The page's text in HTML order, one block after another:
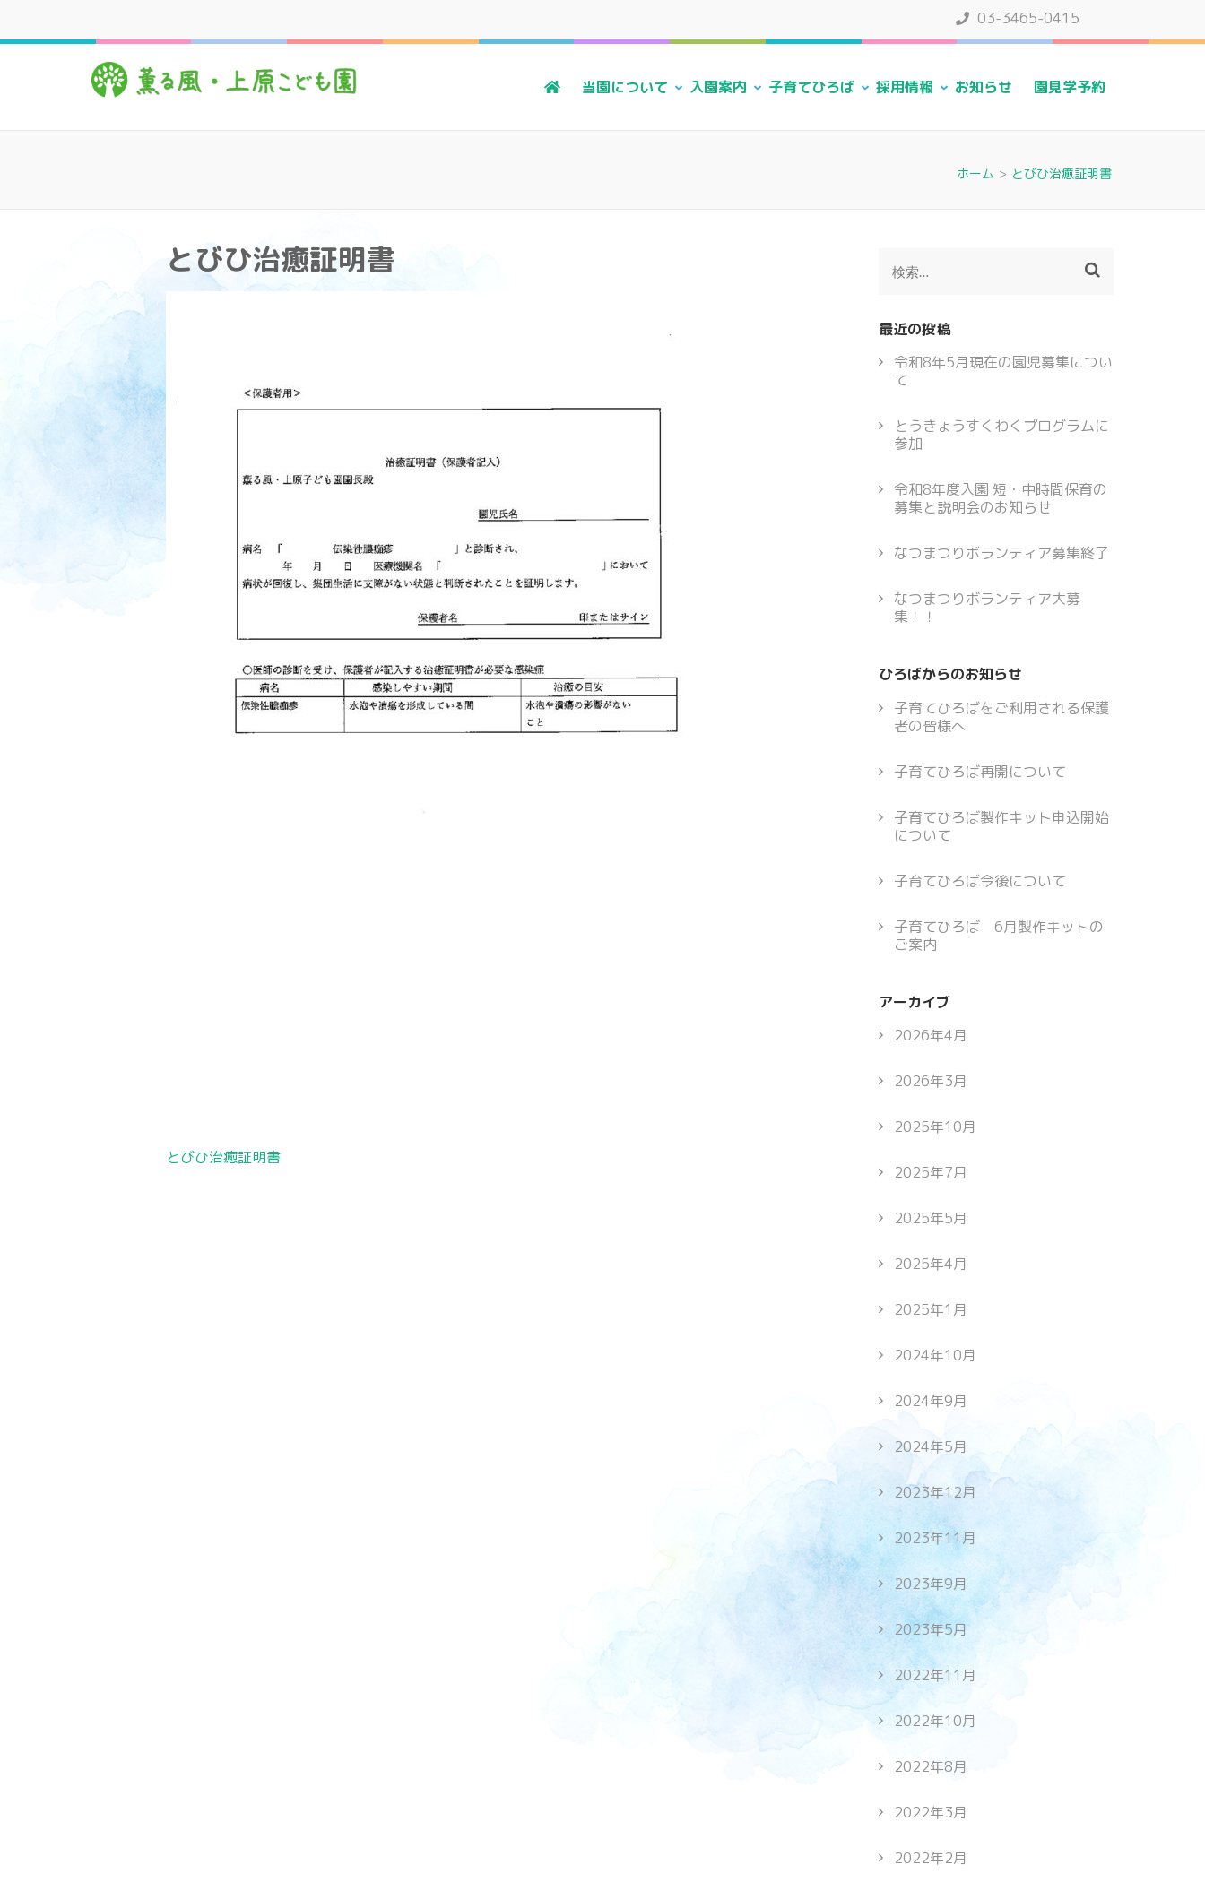
03-3465-0415
薫る風・上原こども園
当園について 入園案内 子育てひろば 採用情報 お知らせ 園見学予約
ホーム > とびひ治癒証明書
とびひ治癒証明書
投
とびひ治癒証明書
検
最近の投稿
令和8年5月現在の園児募集につい
て
とうきょうすくわくプログラムに
参加
令和8年度入園 短・中時間保育の
募集と説明会のお知らせ
なつまつりボランティア募集終了
なつまつりボランティア大募
集！！
ひろばからのお知らせ
子育てひろばをご利用される保護
者の皆様へ
子育てひろば再開について
子育てひろば製作キット申込開始
について
子育てひろば今後について
子育てひろば 6月製作キットの
ご案内
アーカイブ
2026年4月
2026年3月
2025年10月
2025年7月
2025年5月
2025年4月
2025年1月
2024年10月
2024年9月
2024年5月
2023年12月
2023年11月
2023年9月
2023年5月
2022年11月
2022年10月
2022年8月
2022年3月
2022年2月